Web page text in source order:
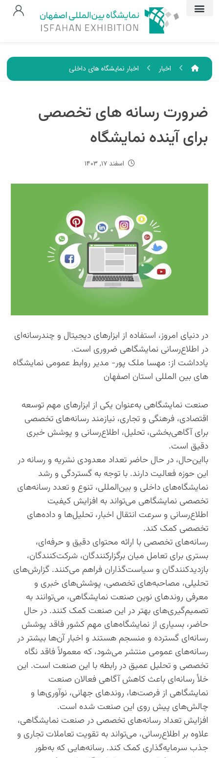
اخبار اخبار نمایشگاه های داخلی
ضرورت رسانه های تخصصی
برای آینده نمایشگاه
اسفند ۱۷, ۱۴۰۳
در دنیای امروز، استفاده از ابزارهای دیجیتال و چندرسانه‌ای
در اطلاع‌رسانی نمایشگاهی ضروری است.
یادداشت از: مهسا ملک پور- مدیر روابط عمومی نمایشگاه
های بین المللی استان اصفهان
صنعت نمایشگاهی به‌عنوان یکی از ابزارهای مهم توسعه
اقتصادی، فرهنگی و تجاری، نیازمند رسانه‌های تخصصی
برای آگاهی‌بخشی، تحلیل، اطلاع‌رسانی و پوشش خبری
دقیق است.
بااین‌حال، در حال حاضر تعداد معدودی نشریه و رسانه در
این حوزه فعالیت دارند. با توجه به گستردگی و رشد
نمایشگاه‌های داخلی و بین‌المللی، تنوع و تعدد رسانه‌های
تخصصی نمایشگاهی می‌تواند به افزایش کیفیت
اطلاع‌رسانی و سرعت انتقال اخبار، تحلیل‌ها و داده‌های
تخصصی کمک کند.
رسانه‌های تخصصی با ارائه محتوای دقیق و حرفه‌ای،
بستری برای تعامل میان برگزارکنندگان، شرکت‌کنندگان،
بازدیدکنندگان و سیاست‌گذاران فراهم می‌کنند. گزارش‌های
تحلیلی، مصاحبه‌های تخصصی، پوشش‌های خبری و
معرفی روندهای نوین صنعت نمایشگاهی، می‌توانند به
تصمیم‌گیری‌های بهتر در این صنعت کمک کنند. در حال
حاضر، بسیاری از نمایشگاه‌های مهم کشور فاقد پوشش
رسانه‌ای گسترده و منسجم هستند و اخبار آن‌ها بیشتر در
رسانه‌های عمومی منتشر می‌شود، که معمولاً فاقد نگاه
تخصصی و تحلیل عمیق در رابطه با این صنعت است. این
خلأ رسانه‌ای باعث کاهش آگاهی فعالان صنعت
نمایشگاهی از فرصت‌ها، روندهای جهانی، نوآوری‌ها و
چالش‌های پیش روی این صنعت شده است.
افزایش تعداد رسانه‌های تخصصی در صنعت نمایشگاهی،
علاوه بر اطلاع‌رسانی، می‌تواند به تقویت تعاملات تجاری و
جذب سرمایه‌گذاری کمک کند. رسانه‌هایی که به‌طور